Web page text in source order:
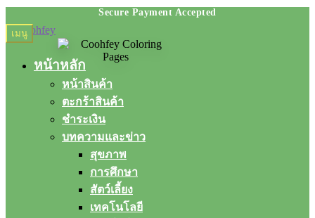
Skip
to
Skip
to
เมนู
หน้าหลัก
หน้าสินค้า
ตะกร้าสินค้า
ชำระเงิน
บทความและข่าว
สุขภาพ
การศึกษา
สัตว์เลี้ยง
เทคโนโลยี